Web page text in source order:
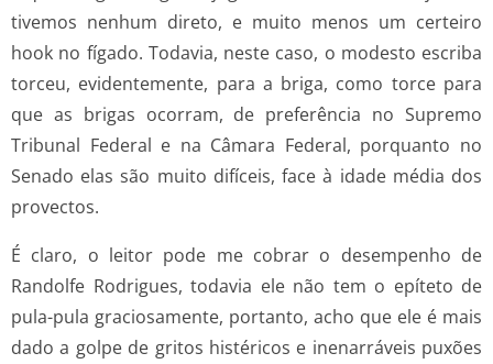
tivemos nenhum direto, e muito menos um certeiro
hook no fígado. Todavia, neste caso, o modesto escriba
torceu, evidentemente, para a briga, como torce para
que as brigas ocorram, de preferência no Supremo
Tribunal Federal e na Câmara Federal, porquanto no
Senado elas são muito difíceis, face à idade média dos
provectos.
É claro, o leitor pode me cobrar o desempenho de
Randolfe Rodrigues, todavia ele não tem o epíteto de
pula-pula graciosamente, portanto, acho que ele é mais
dado a golpe de gritos histéricos e inenarráveis puxões